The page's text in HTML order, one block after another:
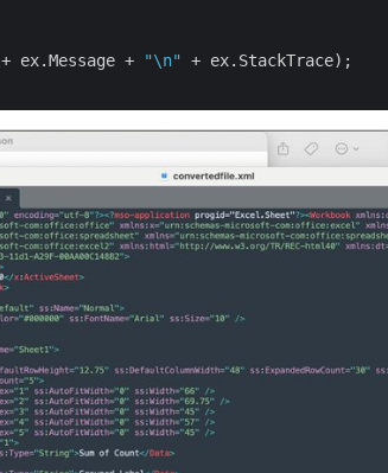
+ ex.Message + "\n"
+ ex.StackTrace);